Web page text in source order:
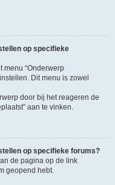
op specifieke
menu “Onderwerp
Dit menu is zowel
door bij het reageren de
aan te vinken.
op specifieke forums?
de pagina op de link
geopend hebt.